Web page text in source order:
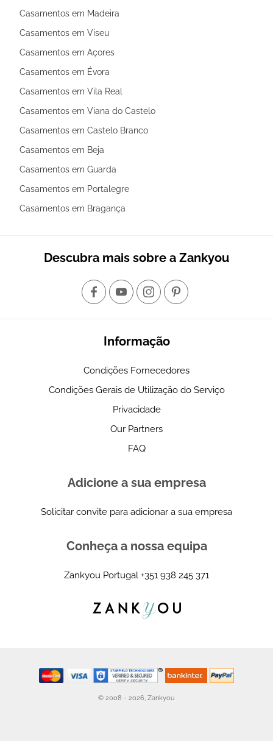
Casamentos em Madeira
Casamentos em Viseu
Casamentos em Açores
Casamentos em Évora
Casamentos em Vila Real
Casamentos em Viana do Castelo
Casamentos em Castelo Branco
Casamentos em Beja
Casamentos em Guarda
Casamentos em Portalegre
Casamentos em Bragança
Descubra mais sobre a Zankyou
Informação
Condições Fornecedores
Condições Gerais de Utilização do Serviço
Privacidade
Our Partners
FAQ
Adicione a sua empresa
Solicitar convite para adicionar a sua empresa
Conheça a nossa equipa
Zankyou Portugal +351 938 245 371
© 2008 - 2026, Zankyou